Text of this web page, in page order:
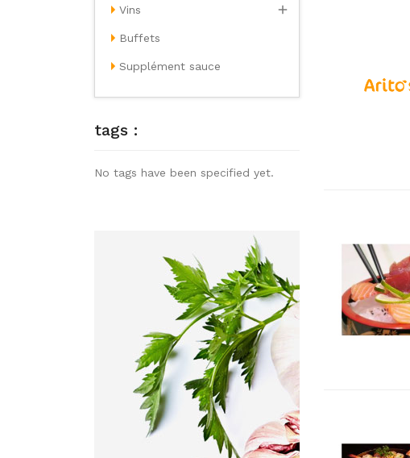
Vins 
Buffets
Supplément sauce
tags :
No tags have been specified yet.